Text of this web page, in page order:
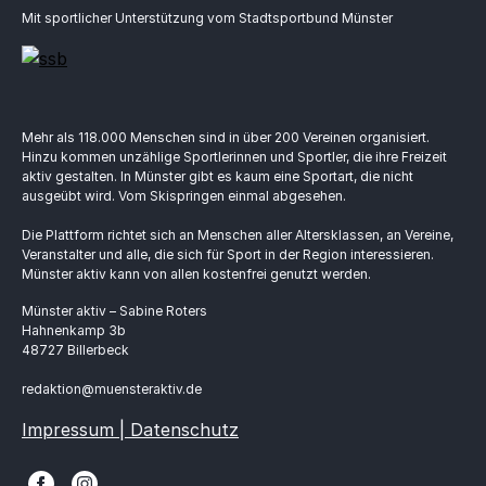
Mit sportlicher Unterstützung vom Stadtsportbund Münster
Mehr als 118.000 Menschen sind in über 200 Vereinen organisiert.
Hinzu kommen unzählige Sportlerinnen und Sportler, die ihre Freizeit
aktiv gestalten. In Münster gibt es kaum eine Sportart, die nicht
ausgeübt wird. Vom Skispringen einmal abgesehen.
Die Plattform richtet sich an Menschen aller Altersklassen, an Vereine,
Veranstalter und alle, die sich für Sport in der Region interessieren.
Münster aktiv kann von allen kostenfrei genutzt werden.
Münster aktiv – Sabine Roters
Hahnenkamp 3b
48727 Billerbeck
redaktion@muensteraktiv.de
Impressum | Datenschutz